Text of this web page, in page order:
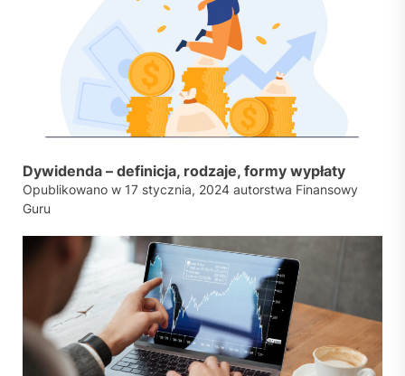
Dywidenda – definicja, rodzaje, formy wypłaty
Opublikowano w 17 stycznia, 2024 autorstwa Finansowy
Guru